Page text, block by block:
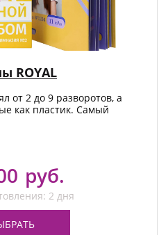
ROYAL
от 2 до 9 разворотов, а
как пластик. Самый
руб.
2 дня